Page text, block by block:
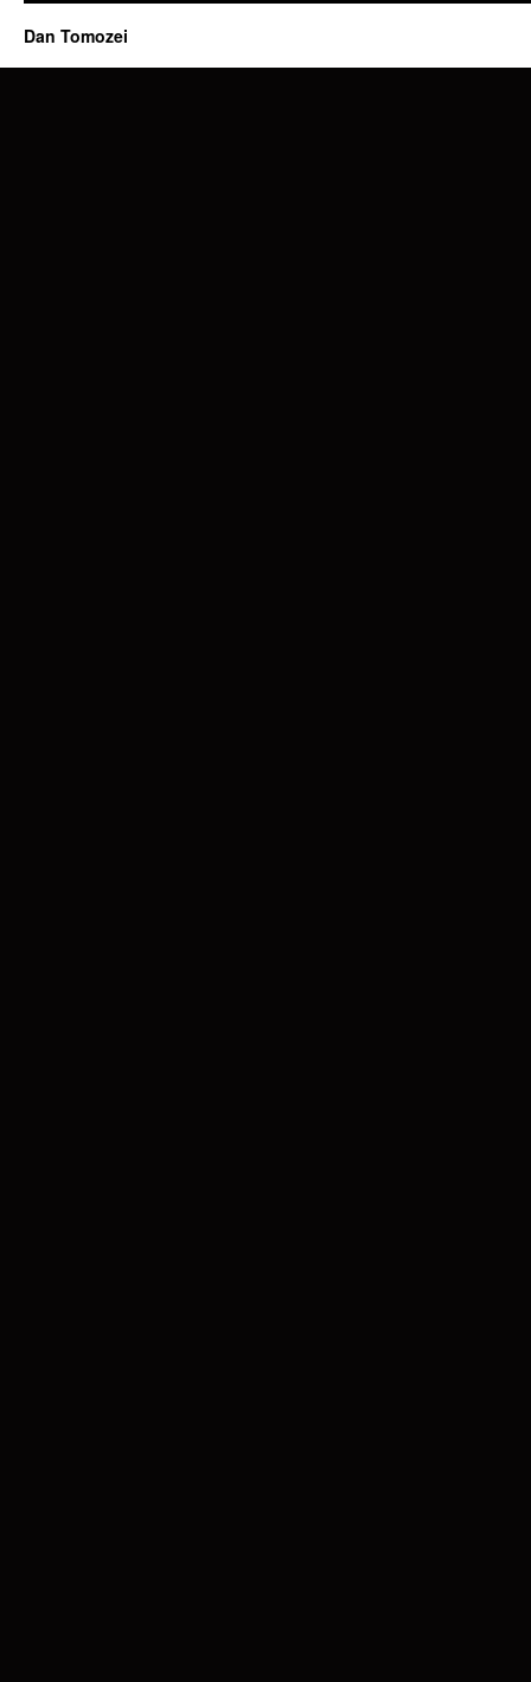
Dan Tomozei